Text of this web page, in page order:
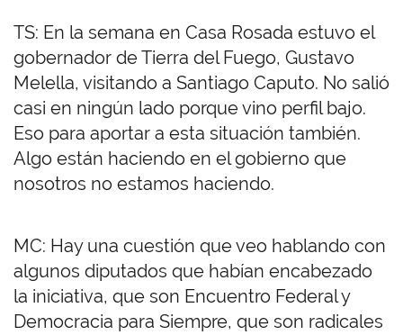
TS: En la semana en Casa Rosada estuvo el
gobernador de Tierra del Fuego, Gustavo
Melella, visitando a Santiago Caputo. No salió
casi en ningún lado porque vino perfil bajo.
Eso para aportar a esta situación también.
Algo están haciendo en el gobierno que
nosotros no estamos haciendo.
MC: Hay una cuestión que veo hablando con
algunos diputados que habían encabezado
la iniciativa, que son Encuentro Federal y
Democracia para Siempre, que son radicales